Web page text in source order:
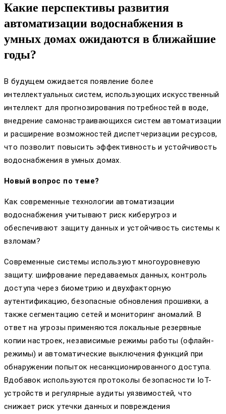
Какие перспективы развития
автоматизации водоснабжения в
умных домах ожидаются в ближайшие
годы?
В будущем ожидается появление более
интеллектуальных систем, использующих искусственный
интеллект для прогнозирования потребностей в воде,
внедрение самонастраивающихся систем автоматизации
и расширение возможностей диспетчеризации ресурсов,
что позволит повысить эффективность и устойчивость
водоснабжения в умных домах.
Новый вопрос по теме?
Как современные технологии автоматизации
водоснабжения учитывают риск киберугроз и
обеспечивают защиту данных и устойчивость системы к
взломам?
Современные системы используют многоуровневую
защиту: шифрование передаваемых данных, контроль
доступа через биометрию и двухфакторную
аутентификацию, безопасные обновления прошивки, а
также сегментацию сетей и мониторинг аномалий. В
ответ на угрозы применяются локальные резервные
копии настроек, независимые режимы работы (офлайн-
режимы) и автоматические выключения функций при
обнаружении попыток несанкционированного доступа.
Вдобавок используются протоколы безопасности IoT-
устройств и регулярные аудиты уязвимостей, что
снижает риск утечки данных и повреждения